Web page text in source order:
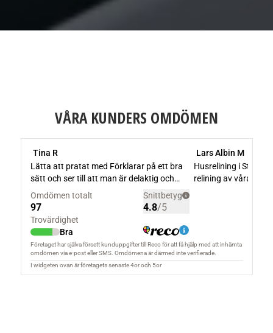
VÅRA KUNDERS OMDÖMEN